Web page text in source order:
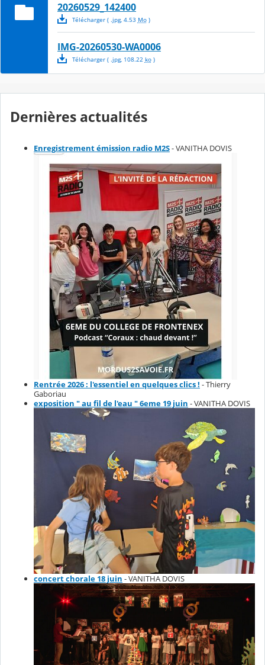
20260529_142400
Télécharger( .jpg, 4.53 Mo)
IMG-20260530-WA0006
Télécharger( .jpg, 108.22 ko)
Dernières actualités
Enregistrement émission radio M2S- VANITHA DOVIS
Rentrée 2026 : l'essentiel en quelques clics ! - Thierry
Gaboriau
exposition " au fil de l'eau " 6eme 19 juin - VANITHA DOVIS
concert chorale 18 juin - VANITHA DOVIS